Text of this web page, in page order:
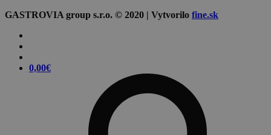
GASTROVIA group s.r.o. © 2020 | Vytvorilo fine.sk
0,00€